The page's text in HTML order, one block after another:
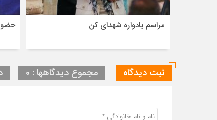
مراسم یادواره شهدای کن
ثبت دیدگاه مجموع دیدگاهها : 0